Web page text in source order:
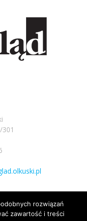
rozwiązań
zawartość i treści